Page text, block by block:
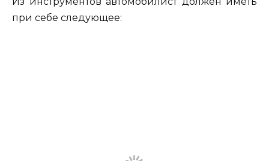
при себе следующее: